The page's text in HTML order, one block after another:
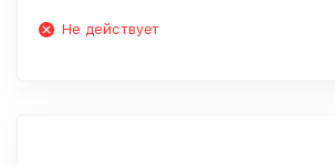
Не действует